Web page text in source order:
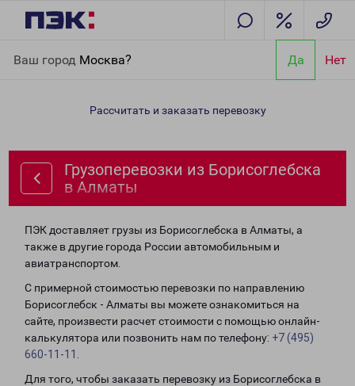
Ваш город Москва? Да Нет
Алматы
Рассчитать и заказать перевозку
Грузоперевозки из Борисоглебска
в Алматы
ПЭК доставляет грузы из Борисоглебска в Алматы, а
также в другие города России автомобильным и
авиатранспортом.
С примерной стоимостью перевозки по направлению
Борисоглебск - Алматы вы можете ознакомиться на
сайте, произвести расчет стоимости с помощью онлайн-
калькулятора или позвонить нам по телефону: +7 (495)
660-11-11
Для того, чтобы заказать перевозку из Борисоглебска в